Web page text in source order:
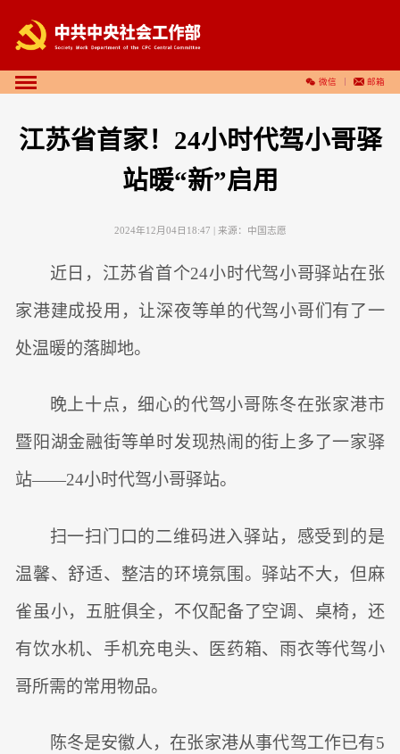
微信 邮箱
江苏省首家！24小时代驾小哥驿
站暖“新”启用
2024年12月04日18:47 | 来源： 中国志愿
近日，江苏省首个24小时代驾小哥驿站在张
家港建成投用，让深夜等单的代驾小哥们有了一
处温暖的落脚地。
晚上十点，细心的代驾小哥陈冬在张家港市
暨阳湖金融街等单时发现热闹的街上多了一家驿
站——24小时代驾小哥驿站。
扫一扫门口的二维码进入驿站，感受到的是
温馨、舒适、整洁的环境氛围。驿站不大，但麻
雀虽小，五脏俱全，不仅配备了空调、桌椅，还
有饮水机、手机充电头、医药箱、雨衣等代驾小
哥所需的常用物品。
陈冬是安徽人，在张家港从事代驾工作已有5